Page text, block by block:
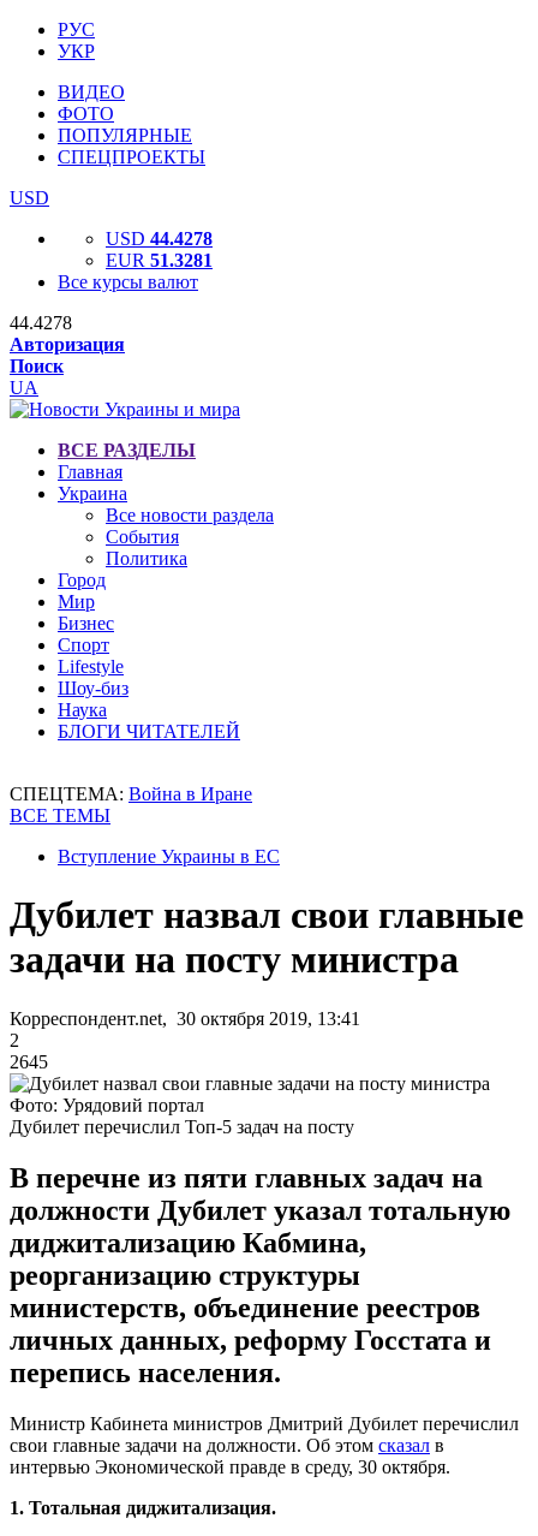
РУС
УКР
ВИДЕО
ФОТО
ПОПУЛЯРНЫЕ
СПЕЦПРОЕКТЫ
USD
USD 44.4278
EUR 51.3281
Все курсы валют
44.4278
Авторизация
Поиск
UA
ВСЕ РАЗДЕЛЫ
Главная
Украина
Все новости раздела
События
Политика
Город
Мир
Бизнес
Спорт
Lifestyle
Шоу-биз
Наука
БЛОГИ ЧИТАТЕЛЕЙ
СПЕЦТЕМА: Война в Иране
ВСЕ ТЕМЫ
Вступление Украины в ЕС
Дубилет назвал свои главные
задачи на посту министра
Корреспондент.net, 30 октября 2019, 13:41
2
2645
Фото: Урядовий портал
Дубилет перечислил Топ-5 задач на посту
В перечне из пяти главных задач на
должности Дубилет указал тотальную
диджитализацию Кабмина,
реорганизацию структуры
министерств, объединение реестров
личных данных, реформу Госстата и
перепись населения.
Министр Кабинета министров Дмитрий Дубилет перечислил
свои главные задачи на должности. Об этом сказал в
интервью Экономической правде в среду, 30 октября.
1. Тотальная диджитализация.